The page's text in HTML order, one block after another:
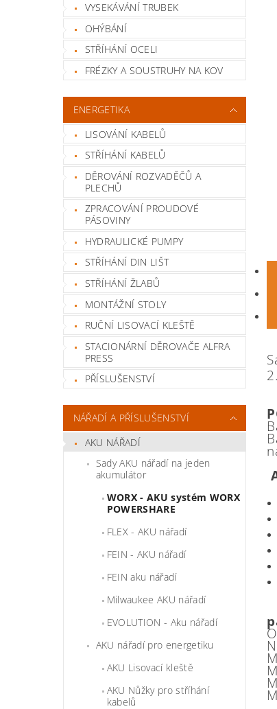
VYSEKÁVÁNÍ TRUBEK
OHÝBÁNÍ
STŘÍHÁNÍ OCELI
FRÉZKY A SOUSTRUHY NA KOV
ENERGETIKA
LISOVÁNÍ KABELŮ
STŘÍHÁNÍ KABELŮ
DĚROVÁNÍ ROZVADĚČŮ A
PLECHŮ
ZPRACOVÁNÍ PROUDOVÉ
PÁSOVINY
HYDRAULICKÉ PUMPY
STŘÍHÁNÍ DIN LIŠT
STŘÍHÁNÍ ŽLABŮ
MONTÁŽNÍ STOLY
RUČNÍ LISOVACÍ KLEŠTĚ
STACIONÁRNÍ DĚROVAČE ALFRA
PRESS
PŘÍSLUŠENSTVÍ
NÁŘADÍ A PŘÍSLUŠENSTVÍ
AKU NÁŘADÍ
Sady AKU nářadí na jeden
akumulátor
WORX - AKU systém WORX
POWERSHARE
FLEX - AKU nářadí
FEIN - AKU nářadí
FEIN aku nářadí
Milwaukee AKU nářadí
EVOLUTION - Aku nářadí
AKU nářadí pro energetiku
AKU Lisovací kleště
AKU Nůžky pro stříhání
kabelů